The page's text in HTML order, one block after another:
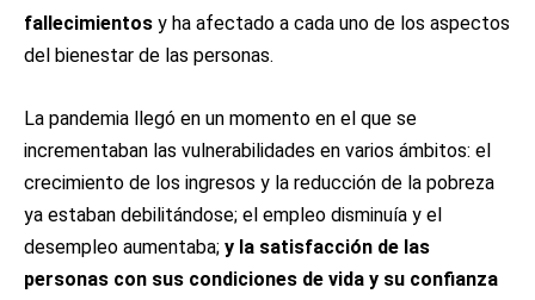
fallecimientos y ha afectado a cada uno de los aspectos
del bienestar de las personas.
La pandemia llegó en un momento en el que se
incrementaban las vulnerabilidades en varios ámbitos: el
crecimiento de los ingresos y la reducción de la pobreza
ya estaban debilitándose; el empleo disminuía y el
desempleo aumentaba; y la satisfacción de las
personas con sus condiciones de vida y su confianza